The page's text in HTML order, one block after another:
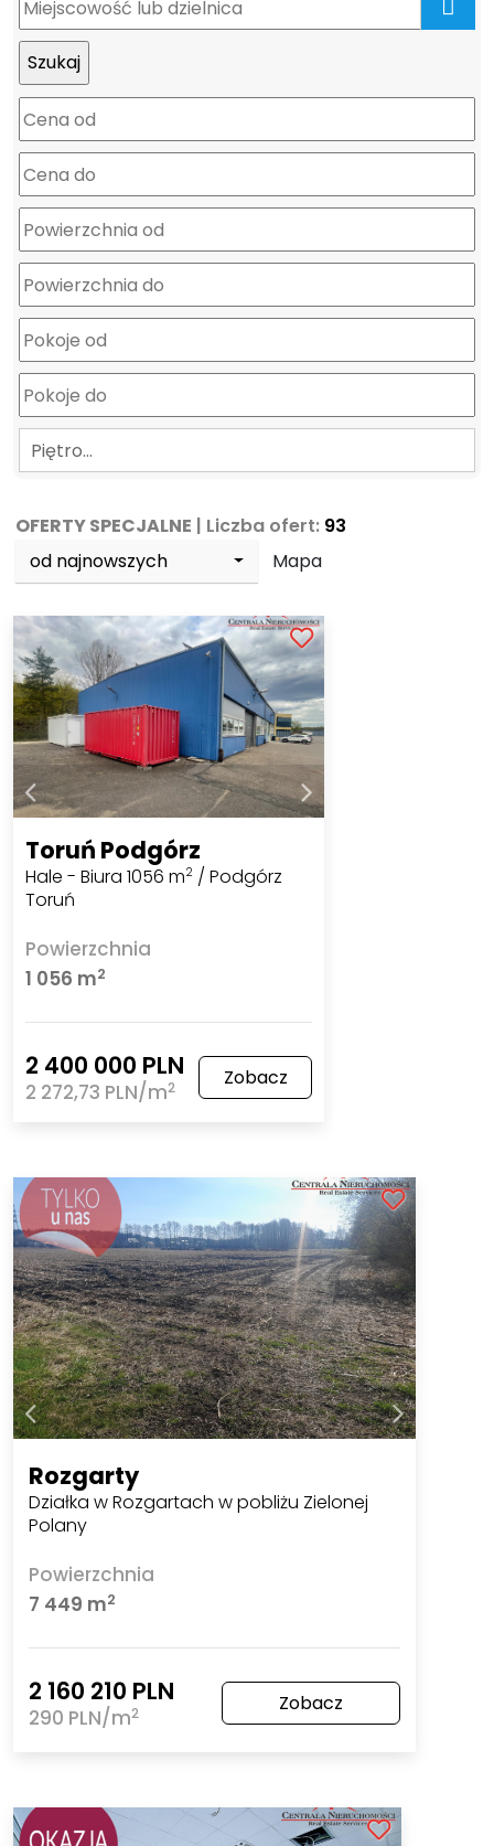
Piętro…
OFERTY SPECJALNE | Liczba ofert: 93
od najnowszych
Mapa
Toruń Podgórz
Hale - Biura 1056 m2 / Podgórz
Toruń
Powierzchnia
1 056 m2
2 400 000 PLN
2 272,73 PLN/m2 Zobacz
Rozgarty
Działka w Rozgartach w pobliżu Zielonej
Polany
Powierzchnia
7 449 m2
2 160 210 PLN
290 PLN/m2 Zobacz